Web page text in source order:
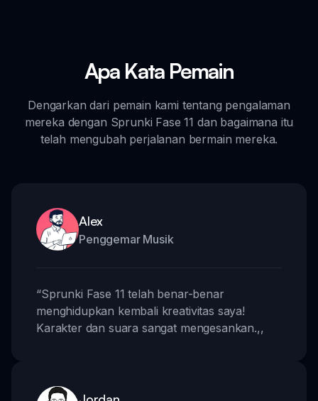
Apa Kata Pemain
Dengarkan dari pemain kami tentang pengalaman
mereka dengan Sprunki Fase 11 dan bagaimana itu
telah mengubah perjalanan bermain mereka.
Alex
Penggemar Musik
“Sprunki Fase 11 telah benar-benar
menghidupkan kembali kreativitas saya!
Karakter dan suara sangat mengesankan.,,